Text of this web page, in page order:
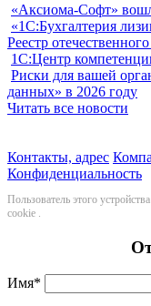
«Аксиома-Софт»
«1С:Бухгалтерия
Реестр
1С:Центр
Риски для вашей
данных» в 2026 году
Читать все новости
Контакты, адрес
Конфиденциальность
Пользователь этого
cookie .
Имя*